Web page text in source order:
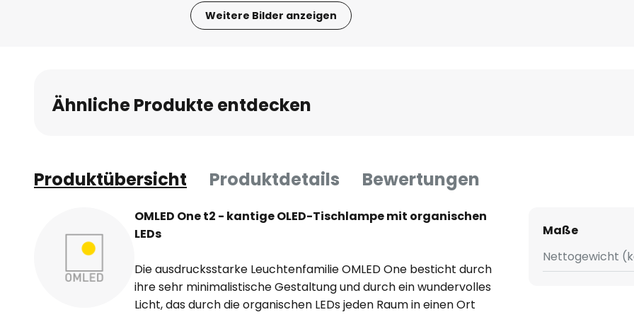
Weitere Bilder anzeigen
Bildgalerie
springen
Ähnliche Produkte entdecken
Produktübersicht Produktdetails Bewertungen
OMLED One t2 - kantige OLED-Tischlampe mit organischen
LEDs
Die ausdrucksstarke Leuchtenfamilie OMLED One besticht durch
ihre sehr minimalistische Gestaltung und durch ein wundervolles
Licht, das durch die organischen LEDs jeden Raum in einen Ort
Maße
Nettogewicht